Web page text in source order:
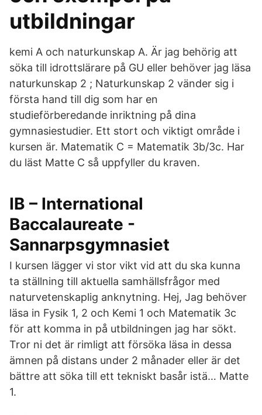
utbildningar
kemi A och naturkunskap A. Är jag behörig att
söka till idrottslärare på GU eller behöver jag läsa
naturkunskap 2 ; Naturkunskap 2 vänder sig i
första hand till dig som har en
studieförberedande inriktning på dina
gymnasiestudier. Ett stort och viktigt område i
kursen är. Matematik C = Matematik 3b/3c. Har
du läst Matte C så uppfyller du kraven.
IB – International
Baccalaureate -
Sannarpsgymnasiet
I kursen lägger vi stor vikt vid att du ska kunna
ta ställning till aktuella samhällsfrågor med
naturvetenskaplig anknytning. Hej, Jag behöver
läsa in Fysik 1, 2 och Kemi 1 och Matematik 3c
för att komma in på utbildningen jag har sökt.
Tror ni det är rimligt att försöka läsa in dessa
ämnen på distans under 2 månader eller är det
bättre att söka till ett tekniskt basår istä… Matte
1.